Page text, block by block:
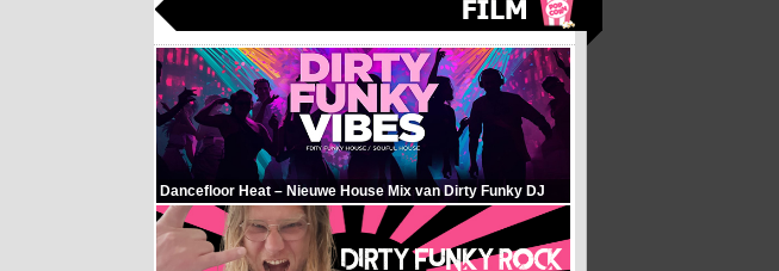
Dancefloor Heat – Nieuwe House Mix van Dirty Funky DJ